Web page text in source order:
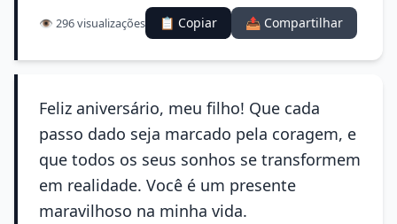
👁️ 296 visualizações 📋 Copiar 📤 Compartilhar
Feliz aniversário, meu filho! Que cada
passo dado seja marcado pela coragem, e
que todos os seus sonhos se transformem
em realidade. Você é um presente
maravilhoso na minha vida.